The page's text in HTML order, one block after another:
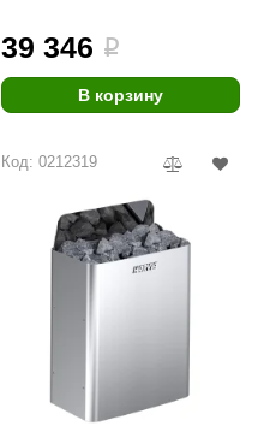
39 346 i
В корзину
Код: 0212319